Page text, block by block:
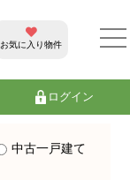
お気に入り物件
ログイン
中古一戸建て